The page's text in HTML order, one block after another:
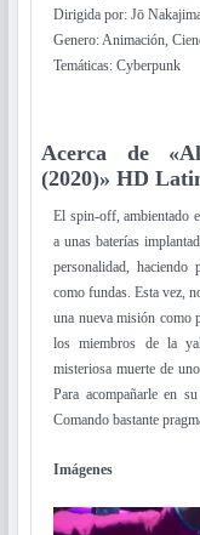
Dirigida por: Jō
Genero: Animación,
Temáticas: Cyberpunk
Acerca de
(2020)» HD
El spin-off, ambientado
a unas baterías
personalidad,
como fundas. Esta vez,
una nueva misión como
los miembros de la
misteriosa muerte de
Para acompañarle en
Comando bastante
Imágenes